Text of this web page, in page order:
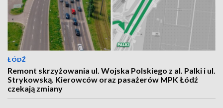
ŁÓDŹ
Remont skrzyżowania ul. Wojska Polskiego z al. Palki i ul.
Strykowską. Kierowców oraz pasażerów MPK Łódź
czekają zmiany